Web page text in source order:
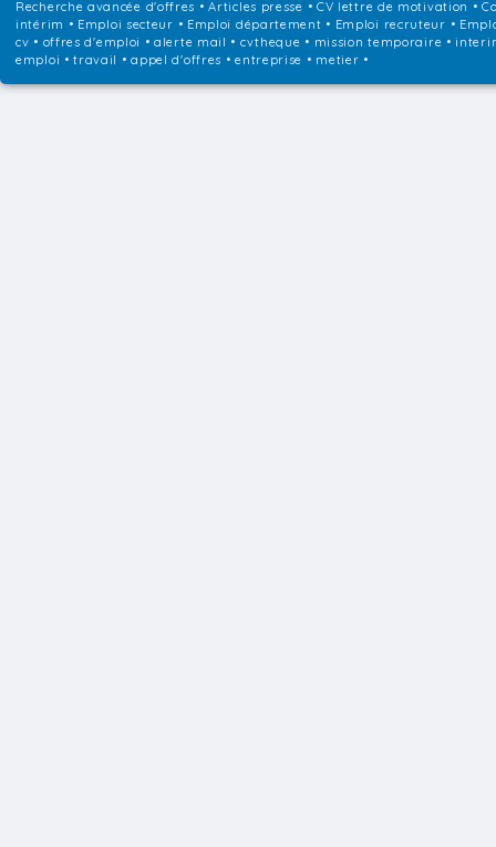
Recherche avancée d'offres •Articles presse • CV lettre de motivation •
intérim • Emploi secteur • Emploi département • Emploi recruteur •
cv • offres d'emploi • alerte mail • cvtheque • mission temporaire •
emploi • travail • appel d'offres • entreprise • metier •